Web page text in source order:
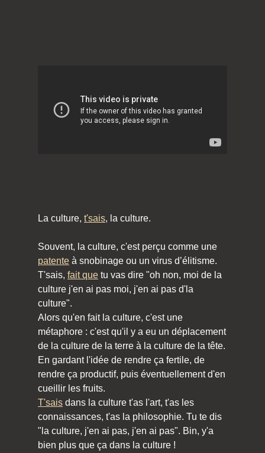
La culture, t'sais, la culture.
Souvent, la culture, c'est perçu comme une
patente à snobinage ou un virus d’élitisme.
T'sais, fait que tu vas dire "oh non, moi de la
culture j'en ai pas moi, j'en ai pas d'la
culture".
Alors qu'en fait la culture, c'est une
métaphore : c'est qu'il y a eu un déplacement
de la culture de la terre à la culture de la tête.
En gardant l'idée de rendre ça fertile, de
rendre ça productif, puis éventuellement d'en
cueillir les fruits.
T'sais dans la culture t'as l'art, t'as les
connaissances, t'as la philosophie. Tu te dis
"la culture, j'en ai pas, j'en ai pas". Bin, y'a
bien plus que ça dans la culture !